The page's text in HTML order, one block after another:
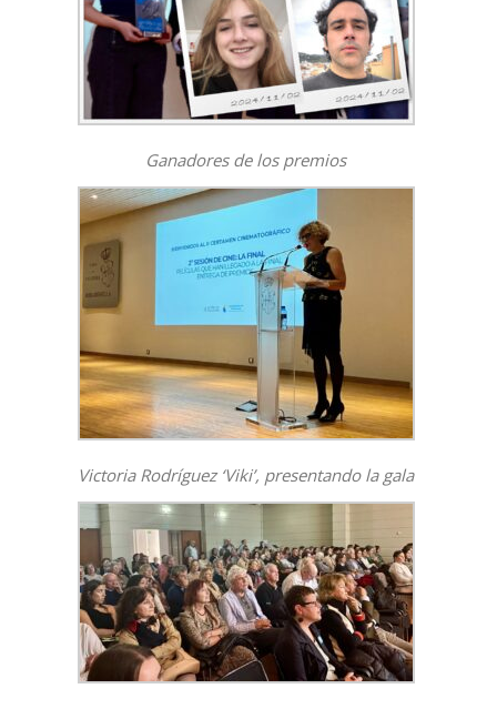
Ganadores de los premios
Victoria Rodríguez ‘Viki’, presentando la gala